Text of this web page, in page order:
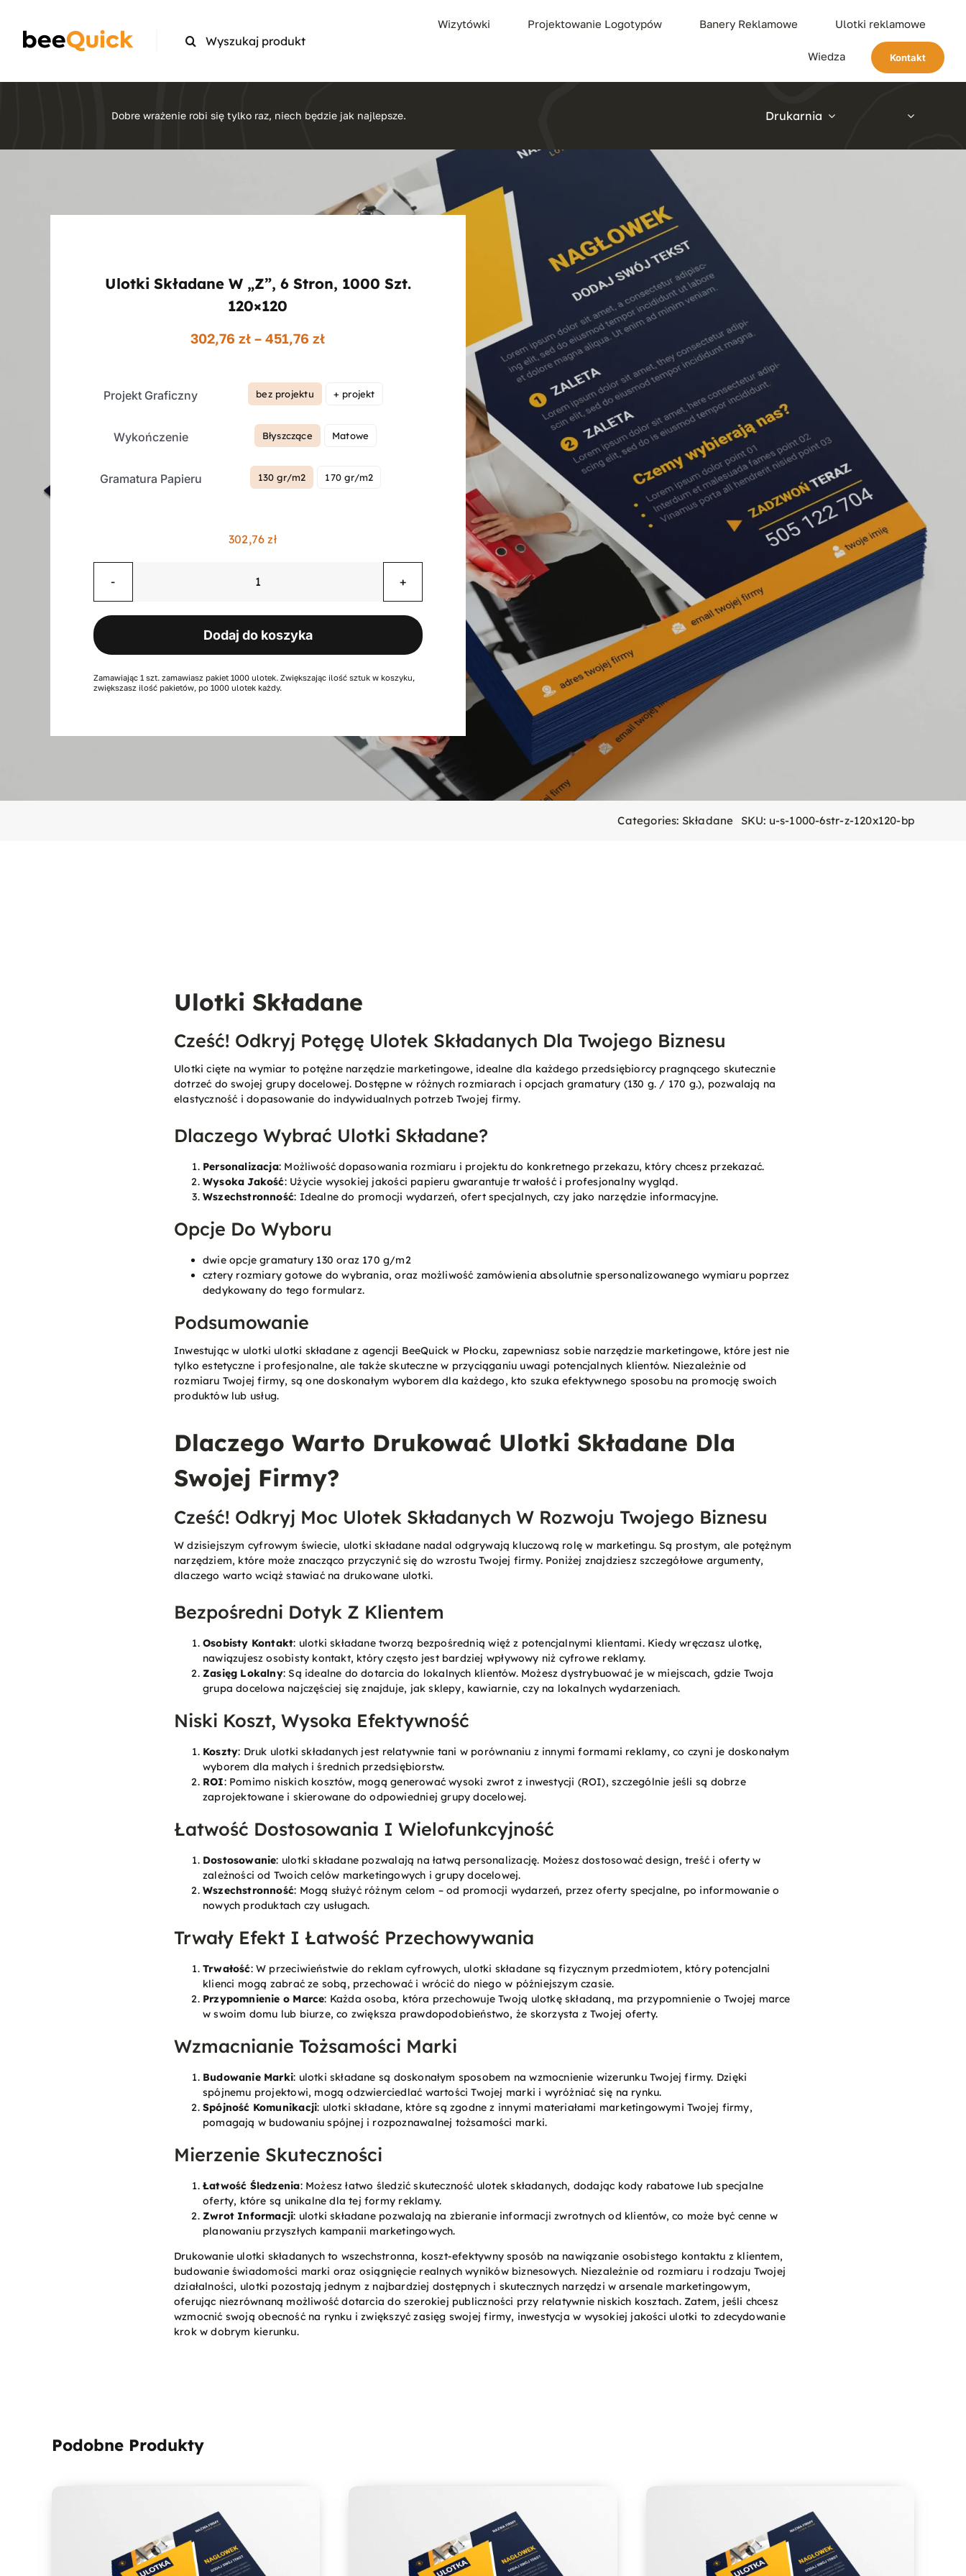
content
for:
Wizytówki Projektowanie Logotypów Banery Reklamowe Ulotki reklamowe
Wiedza Kontakt
Dobre wrażenie robi się tylko raz, niech będzie jak najlepsze. Drukarnia
Ulotki Składane W „z”, 6 Stron, 1000 Szt.
120×120
302,76zł – 451,76złZakres
do
Projekt Graficzny bez projektu + projekt
Wykończenie Błyszczące Matowe
Gramatura Papieru 130 gr/m2 170 gr/m2
302,76zł
ilość
w
"z",
6
stron,
Dodaj do koszyka
Zamawiając 1 szt. zamawiasz pakiet 1000 ulotek. Zwiększając ilość sztuk w koszyku,
zwiększasz ilość pakietów, po 1000 ulotek każdy.
Categories: Składane SKU: u-s-1000-6str-z-120x120-bp
Ulotki Składane
Cześć! Odkryj Potęgę Ulotek Składanych Dla Twojego Biznesu
Ulotki cięte na wymiar to potężne narzędzie marketingowe, idealne dla każdego przedsiębiorcy pragnącego skutecznie
dotrzeć do swojej grupy docelowej. Dostępne w różnych rozmiarach i opcjach gramatury (130 g. / 170 g.), pozwalają na
elastyczność i dopasowanie do indywidualnych potrzeb Twojej firmy.
Dlaczego Wybrać Ulotki Składane?
Personalizacja: Możliwość dopasowania rozmiaru i projektu do konkretnego przekazu, który chcesz przekazać.
Wysoka Jakość: Użycie wysokiej jakości papieru gwarantuje trwałość i profesjonalny wygląd.
Wszechstronność: Idealne do promocji wydarzeń, ofert specjalnych, czy jako narzędzie informacyjne.
Opcje Do Wyboru
dwie opcje gramatury 130 oraz 170 g/m2
cztery rozmiary gotowe do wybrania, oraz możliwość zamówienia absolutnie spersonalizowanego wymiaru poprzez
dedykowany do tego formularz.
Podsumowanie
Inwestując w ulotki ulotki składane z agencji BeeQuick w Płocku, zapewniasz sobie narzędzie marketingowe, które jest nie
tylko estetyczne i profesjonalne, ale także skuteczne w przyciąganiu uwagi potencjalnych klientów. Niezależnie od
rozmiaru Twojej firmy, są one doskonałym wyborem dla każdego, kto szuka efektywnego sposobu na promocję swoich
produktów lub usług​.
Dlaczego Warto Drukować Ulotki Składane Dla
Swojej Firmy?
Cześć! Odkryj Moc Ulotek Składanych W Rozwoju Twojego Biznesu
W dzisiejszym cyfrowym świecie, ulotki składane nadal odgrywają kluczową rolę w marketingu. Są prostym, ale potężnym
narzędziem, które może znacząco przyczynić się do wzrostu Twojej firmy. Poniżej znajdziesz szczegółowe argumenty,
dlaczego warto wciąż stawiać na drukowane ulotki.
Bezpośredni Dotyk Z Klientem
Osobisty Kontakt: ulotki składane tworzą bezpośrednią więź z potencjalnymi klientami. Kiedy wręczasz ulotkę,
nawiązujesz osobisty kontakt, który często jest bardziej wpływowy niż cyfrowe reklamy.
Zasięg Lokalny: Są idealne do dotarcia do lokalnych klientów. Możesz dystrybuować je w miejscach, gdzie Twoja
grupa docelowa najczęściej się znajduje, jak sklepy, kawiarnie, czy na lokalnych wydarzeniach.
Niski Koszt, Wysoka Efektywność
Koszty: Druk ulotki składanych jest relatywnie tani w porównaniu z innymi formami reklamy, co czyni je doskonałym
wyborem dla małych i średnich przedsiębiorstw.
ROI: Pomimo niskich kosztów, mogą generować wysoki zwrot z inwestycji (ROI), szczególnie jeśli są dobrze
zaprojektowane i skierowane do odpowiedniej grupy docelowej.
Łatwość Dostosowania I Wielofunkcyjność
Dostosowanie: ulotki składane pozwalają na łatwą personalizację. Możesz dostosować design, treść i oferty w
zależności od Twoich celów marketingowych i grupy docelowej.
Wszechstronność: Mogą służyć różnym celom – od promocji wydarzeń, przez oferty specjalne, po informowanie o
nowych produktach czy usługach.
Trwały Efekt I Łatwość Przechowywania
Trwałość: W przeciwieństwie do reklam cyfrowych, ulotki składane są fizycznym przedmiotem, który potencjalni
klienci mogą zabrać ze sobą, przechować i wrócić do niego w późniejszym czasie.
Przypomnienie o Marce: Każda osoba, która przechowuje Twoją ulotkę składaną, ma przypomnienie o Twojej marce
w swoim domu lub biurze, co zwiększa prawdopodobieństwo, że skorzysta z Twojej oferty.
Wzmacnianie Tożsamości Marki
Budowanie Marki: ulotki składane są doskonałym sposobem na wzmocnienie wizerunku Twojej firmy. Dzięki
spójnemu projektowi, mogą odzwierciedlać wartości Twojej marki i wyróżniać się na rynku.
Spójność Komunikacji: ulotki składane, które są zgodne z innymi materiałami marketingowymi Twojej firmy,
pomagają w budowaniu spójnej i rozpoznawalnej tożsamości marki.
Mierzenie Skuteczności
Łatwość Śledzenia: Możesz łatwo śledzić skuteczność ulotek składanych, dodając kody rabatowe lub specjalne
oferty, które są unikalne dla tej formy reklamy.
Zwrot Informacji: ulotki składane pozwalają na zbieranie informacji zwrotnych od klientów, co może być cenne w
planowaniu przyszłych kampanii marketingowych.
Drukowanie ulotki składanych to wszechstronna, koszt-efektywny sposób na nawiązanie osobistego kontaktu z klientem,
budowanie świadomości marki oraz osiągnięcie realnych wyników biznesowych. Niezależnie od rozmiaru i rodzaju Twojej
działalności, ulotki pozostają jednym z najbardziej dostępnych i skutecznych narzędzi w arsenale marketingowym,
oferując niezrównaną możliwość dotarcia do szerokiej publiczności przy relatywnie niskich kosztach. Zatem, jeśli chcesz
wzmocnić swoją obecność na rynku i zwiększyć zasięg swojej firmy, inwestycja w wysokiej jakości ulotki to zdecydowanie
krok w dobrym kierunku.
Podobne Produkty